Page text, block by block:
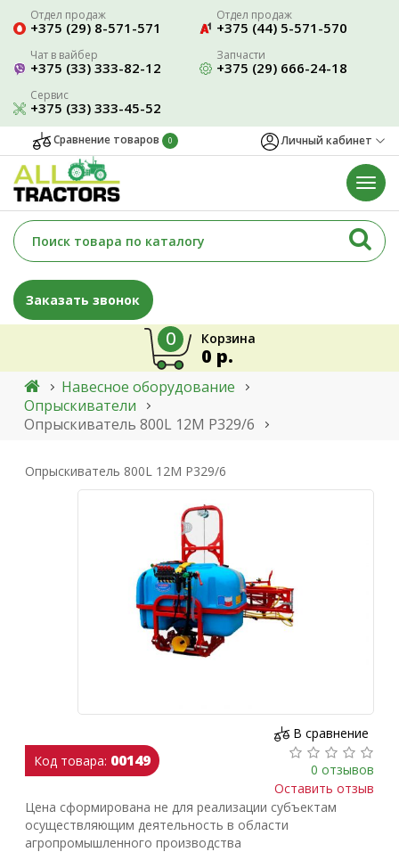
Отдел продаж
+375 (29) 8-571-571
Отдел продаж
+375 (44) 5-571-570
Чат в вайбер
+375 (33) 333-82-12
Запчасти
+375 (29) 666-24-18
Сервис
+375 (33) 333-45-52
Сравнение товаров 0 Личный кабинет
Заказать звонок
Корзина
0
0 р.
Навесное оборудование
Опрыскиватели
Опрыскиватель 800L 12M Р329/6
Опрыскиватель 800L 12M Р329/6
Код товара: 00149
В сравнение
0 отзывов
Оставить отзыв
Цена сформирована не для реализации субъектам
осуществляющим деятельность в области
агропромышленного производства